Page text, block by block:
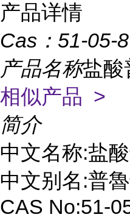
产品详情
Cas： 51-05-8
产品名称盐酸
相似产品 >
简介
中文名称:盐
中文别名:普
CAS No:51-